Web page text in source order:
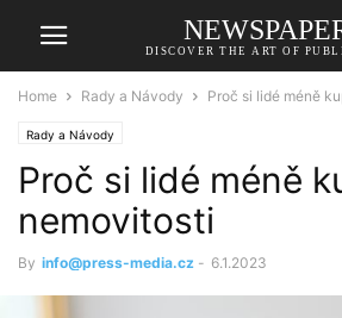
DISCOVER THE ART OF
Home Rady a Návody Proč si lidé méně
Rady a Návody
Proč si lidé méně
nemovitosti
By info@press-media.cz - 6.1.2023